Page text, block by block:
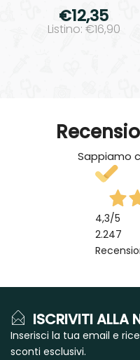
€12,35
Listino: €16,90
Sappiamo
4,3/5
2.247
ISCRIVITI ALLA
Inserisci la tua email e
sconti esclusivi.